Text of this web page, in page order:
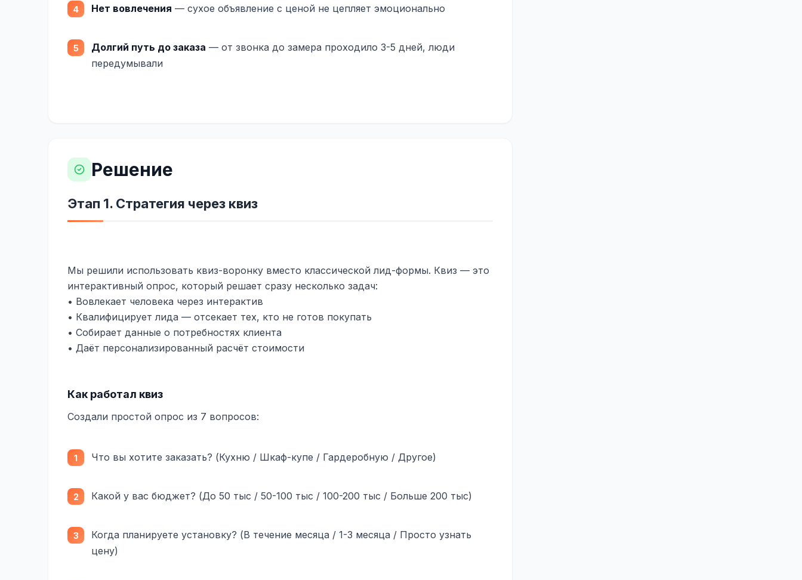
Нет вовлечения — сухое объявление с ценой не цепляет эмоционально
Долгий путь до заказа — от звонка до замера проходило 3-5 дней, люди
передумывали
Решение
Этап 1. Стратегия через квиз
Мы решили использовать квиз-воронку вместо классической лид-формы. Квиз — это
интерактивный опрос, который решает сразу несколько задач:
• Вовлекает человека через интерактив
• Квалифицирует лида — отсекает тех, кто не готов покупать
• Собирает данные о потребностях клиента
• Даёт персонализированный расчёт стоимости
Как работал квиз
Создали простой опрос из 7 вопросов:
Что вы хотите заказать? (Кухню / Шкаф-купе / Гардеробную / Другое)
Какой у вас бюджет? (До 50 тыс / 50-100 тыс / 100-200 тыс / Больше 200 тыс)
Когда планируете установку? (В течение месяца / 1-3 месяца / Просто узнать
цену)